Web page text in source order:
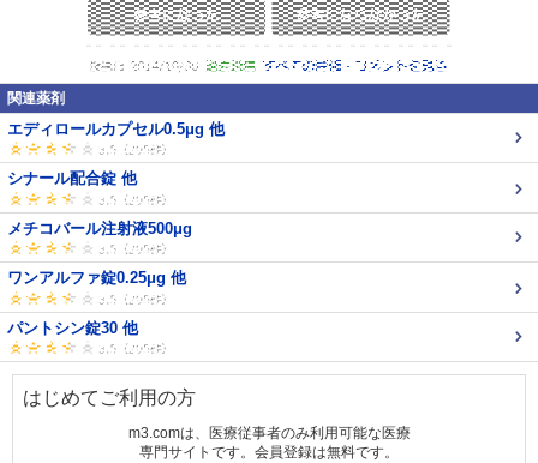
関連薬剤
エディロールカプセル0.5μg 他
シナール配合錠 他
メチコバール注射液500μg
ワンアルファ錠0.25μg 他
パントシン錠30 他
はじめてご利用の方
m3.comは、医療従事者のみ利用可能な医療
専門サイトです。会員登録は無料です。